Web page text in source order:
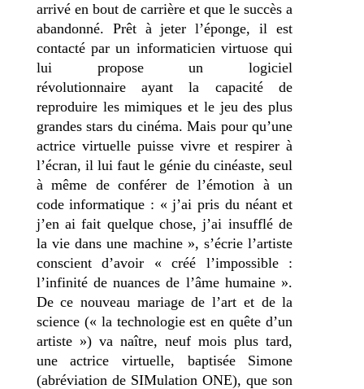
arrivé en bout de carrière et que le succès a
abandonné. Prêt à jeter l’éponge, il est
contacté par un informaticien virtuose qui
lui propose un logiciel
révolutionnaire ayant la capacité de
reproduire les mimiques et le jeu des plus
grandes stars du cinéma. Mais pour qu’une
actrice virtuelle puisse vivre et respirer à
l’écran, il lui faut le génie du cinéaste, seul
à même de conférer de l’émotion à un
code informatique : « j’ai pris du néant et
j’en ai fait quelque chose, j’ai insufflé de
la vie dans une machine », s’écrie l’artiste
conscient d’avoir « créé l’impossible :
l’infinité de nuances de l’âme humaine ».
De ce nouveau mariage de l’art et de la
science (« la technologie est en quête d’un
artiste ») va naître, neuf mois plus tard,
une actrice virtuelle, baptisée Simone
(abréviation de SIMulation ONE), que son